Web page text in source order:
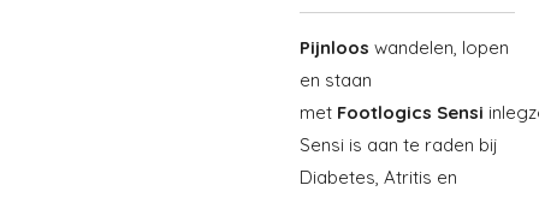
Pijnloos wandelen, lopen
en staan
met Footlogics Sensi
Sensi is aan te raden bij
Diabetes, Atritis en